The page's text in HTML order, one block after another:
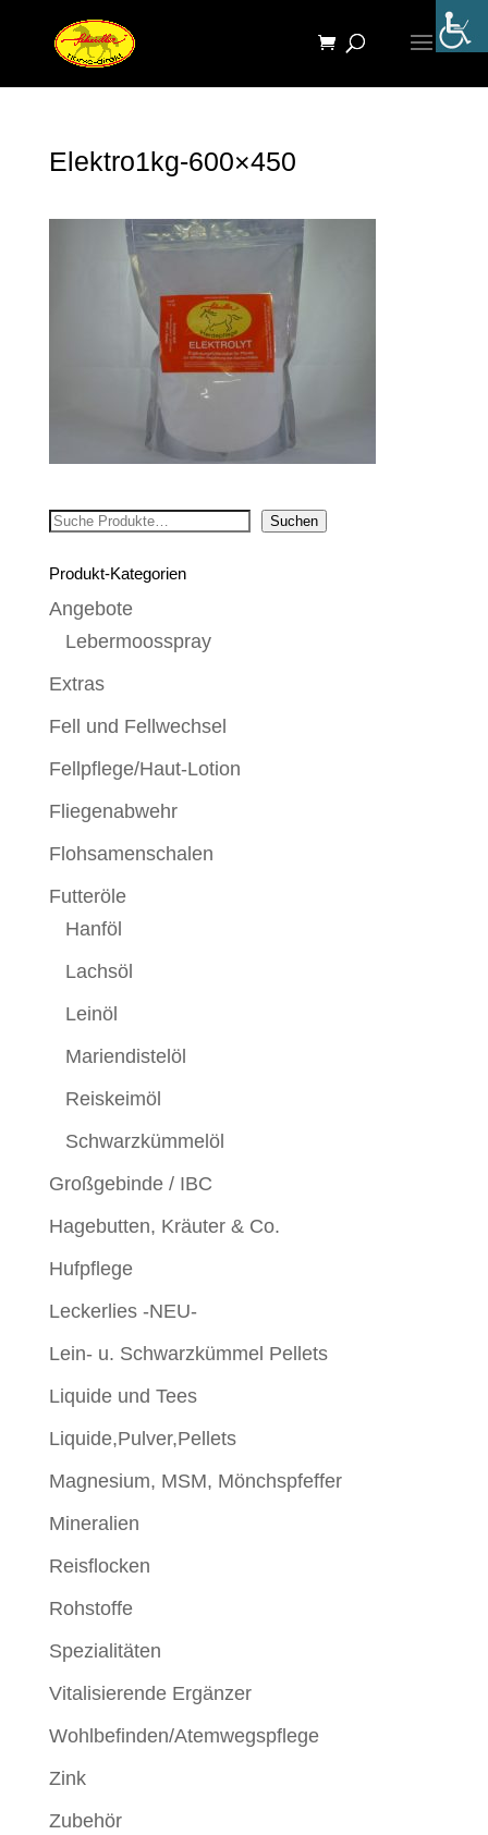
Elektro1kg-600×450
Suchen Suchen
Produkt-Kategorien
Angebote
Lebermoosspray
Extras
Fell und Fellwechsel
Fellpflege/Haut-Lotion
Fliegenabwehr
Flohsamenschalen
Futteröle
Hanföl
Lachsöl
Leinöl
Mariendistelöl
Reiskeimöl
Schwarzkümmelöl
Großgebinde / IBC
Hagebutten, Kräuter & Co.
Hufpflege
Leckerlies -NEU-
Lein- u. Schwarzkümmel Pellets
Liquide und Tees
Liquide,Pulver,Pellets
Magnesium, MSM, Mönchspfeffer
Mineralien
Reisflocken
Rohstoffe
Spezialitäten
Vitalisierende Ergänzer
Wohlbefinden/Atemwegspflege
Zink
Zubehör